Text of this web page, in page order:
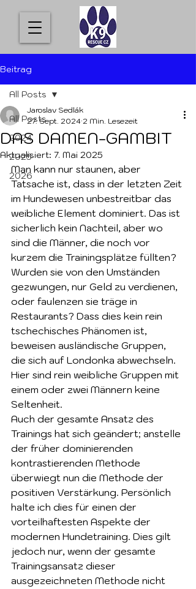
Beitrag
All Posts
2024
2025
2026
All Posts
DAS DAMEN-GAMBIT
Jaroslav Sedlák
27. Sept. 2024 2 Min. Lesezeit
Aktualisiert: 7. Mai 2025
Man kann nur staunen, aber
Tatsache ist, dass in der letzten Zeit
im Hundewesen unbestreitbar das
weibliche Element dominiert. Das ist
sicherlich kein Nachteil, aber wo
sind die Männer, die noch vor
kurzem die Trainingsplätze füllten?
Wurden sie von den Umständen
gezwungen, nur Geld zu verdienen,
oder faulenzen sie träge in
Restaurants? Dass dies kein rein
tschechisches Phänomen ist,
beweisen ausländische Gruppen,
die sich auf Londonka abwechseln.
Hier sind rein weibliche Gruppen mit
einem oder zwei Männern keine
Seltenheit.
Auch der gesamte Ansatz des
Trainings hat sich geändert; anstelle
der früher dominierenden
kontrastierenden Methode
überwiegt nun die Methode der
positiven Verstärkung. Persönlich
halte ich dies für einen der
vorteilhaftesten Aspekte der
modernen Hundetraining. Dies gilt
jedoch nur, wenn der gesamte
Trainingsansatz dieser
ausgezeichneten Methode nicht